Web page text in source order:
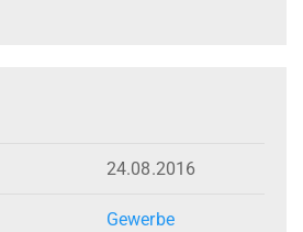
24.08.2016
Gewerbe